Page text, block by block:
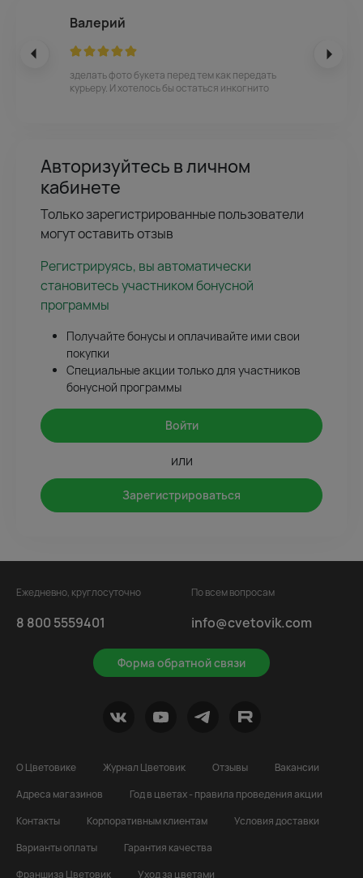
Валерий
зделать фото букета перед тем как передать
курьеру. И хотелось бы остаться инкогнито
Авторизуйтесь в личном
кабинете
Только зарегистрированные пользователи
могут оставить отзыв
Регистрируясь, вы автоматически
становитесь участником бонусной
программы
Получайте бонусы и оплачивайте ими свои
покупки
Специальные акции только для участников
бонусной программы
Войти
или
Зарегистрироваться
Ежедневно, круглосуточно
8 800 5559401
Форма обратной связи
По всем вопросам
info@cvetovik.com
О Цветовике Журнал Цветовик Отзывы
Вакансии
Адреса магазинов
Год в цветах - правила проведения акции
Контакты
Корпоративным клиентам
Условия доставки
Варианты оплаты
Гарантия качества
Франшиза Цветовик
Уход за цветами